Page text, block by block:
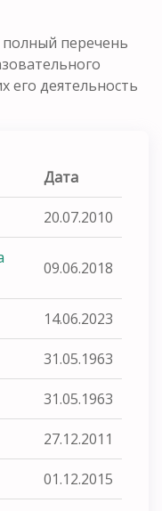
перечень
его деятельность
Дата
20.07.2010
09.06.2018
14.06.2023
31.05.1963
31.05.1963
27.12.2011
01.12.2015